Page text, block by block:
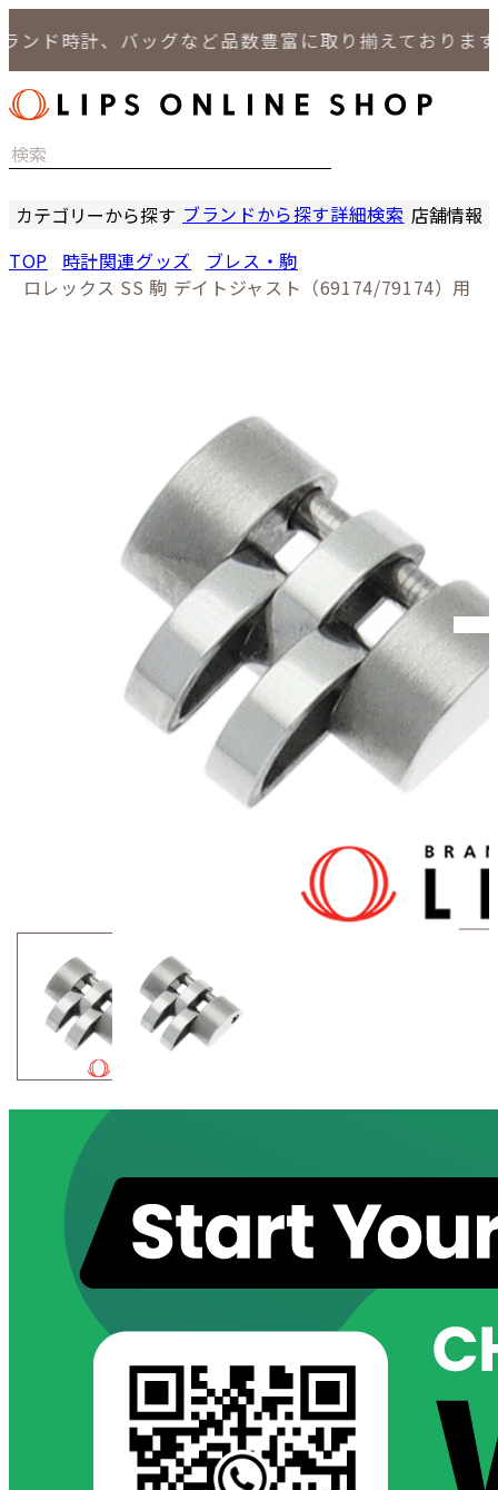
時計、バッグなど品数豊富に取り揃えております。
カテゴリーから探す
バッグ
小物
ブランドから探す詳細検索 店舗情報
LIPS 札
TOP 時計関連グッズ
ブレス・駒
ロレックス SS 駒 デイトジャスト（69174/79174）用